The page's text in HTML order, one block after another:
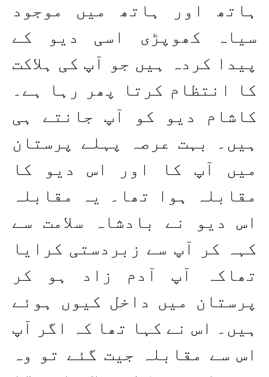
ہاتھ اور ہاتھ میں موجود
سیاہ کھوپڑی اسی دیو کے
پیدا کردہ ہیں جو آپ کی ہلاکت
کا انتظام کرتا پھر رہا ہے۔
کاشام دیو کو آپ جانتے ہی
ہیں۔ بہت عرصہ پہلے پرستان
میں آپ کا اور اس دیو کا
مقابلہ ہوا تھا۔ یہ مقابلہ
اس دیو نے بادشاہ سلامت سے
کہہ کر آپ سے زبردستی کرایا
تھاکہ آپ آدم زاد ہو کر
پرستان میں داخل کیوں ہوئے
ہیں۔ اس نے کہا تھا کہ اگر آپ
اس سے مقابلہ جیت گئے تو وہ